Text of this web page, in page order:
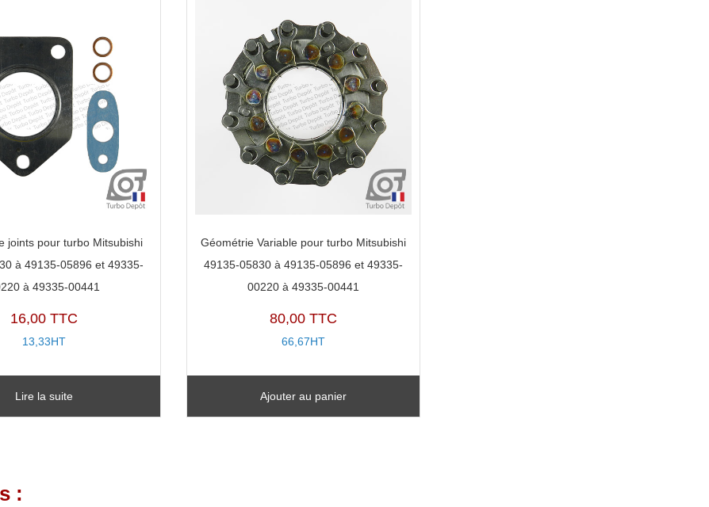
joints pour turbo Mitsubishi
à 49135-05896 et 49335-
à 49335-00441
16,00 TTC
13,33HT
Lire la suite
Géométrie Variable pour turbo Mitsubishi
49135-05830 à 49135-05896 et 49335-
00220 à 49335-00441
80,00 TTC
66,67HT
Ajouter au panier
: